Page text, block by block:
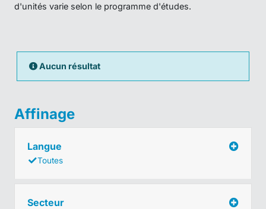
d'unités varie selon le programme d'études.
Aucun résultat
Affinage
Langue
Toutes
Secteur